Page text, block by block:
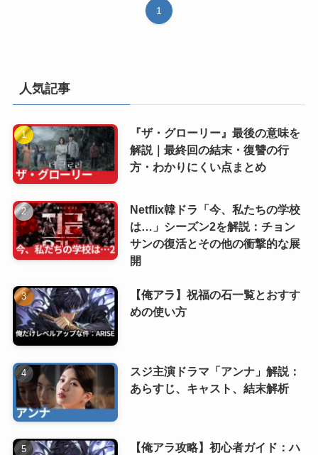
1
人気記事
『ザ・グローリー』最後の意味を
解説｜最終回の結末・復讐の行
方・わかりにくい点まとめ
Netflix韓ドラ「今、私たちの学校
は…」シーズン2を解説：チョン
サンの復活とその他の衝撃的な展
開
【俺アラ】祝福の石一覧とおすす
めの使い方
スジ主演ドラマ「アンナ」解説：
あらすじ、キャスト、結末解析
【俺アラ攻略】初心者ガイド：ハ